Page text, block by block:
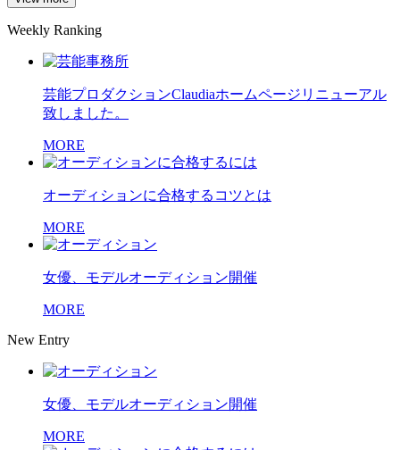
Weekly Ranking
芸能プロダクションClaudiaホームページリニューアル
致しました。
MORE
オーディションに合格するコツとは
MORE
女優、モデルオーディション開催
MORE
New Entry
女優、モデルオーディション開催
MORE